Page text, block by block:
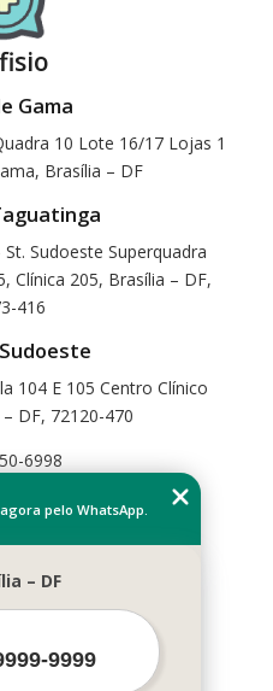
Gama
10 Lote 16/17 Lojas 1
Brasília – DF
Sudoeste Superquadra
Clínica 205, Brasília – DF,
416
104 E 105 Centro Clínico
DF, 72120-470
6998
pelo WhatsApp.
– DF